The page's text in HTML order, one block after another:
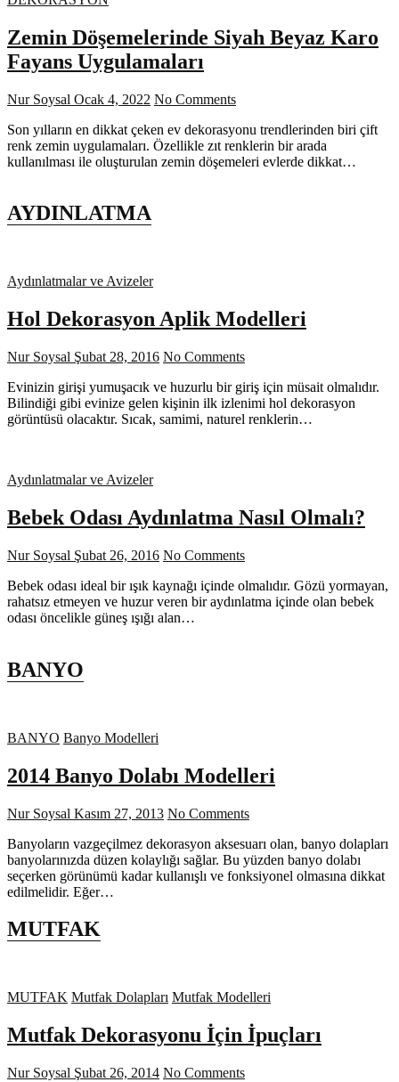
Zemin Döşemelerinde Siyah Beyaz Karo
Fayans Uygulamaları
Nur Soysal Ocak 4, 2022 No Comments
Son yılların en dikkat çeken ev dekorasyonu trendlerinden biri çift
renk zemin uygulamaları. Özellikle zıt renklerin bir arada
kullanılması ile oluşturulan zemin döşemeleri evlerde dikkat…
AYDINLATMA
Aydınlatmalar ve Avizeler
Hol Dekorasyon Aplik Modelleri
Nur Soysal Şubat 28, 2016 No Comments
Evinizin girişi yumuşacık ve huzurlu bir giriş için müsait olmalıdır.
Bilindiği gibi evinize gelen kişinin ilk izlenimi hol dekorasyon
görüntüsü olacaktır. Sıcak, samimi, naturel renklerin…
Aydınlatmalar ve Avizeler
Bebek Odası Aydınlatma Nasıl Olmalı?
Nur Soysal Şubat 26, 2016 No Comments
Bebek odası ideal bir ışık kaynağı içinde olmalıdır. Gözü yormayan,
rahatsız etmeyen ve huzur veren bir aydınlatma içinde olan bebek
odası öncelikle güneş ışığı alan…
BANYO
BANYO Banyo Modelleri
2014 Banyo Dolabı Modelleri
Nur Soysal Kasım 27, 2013 No Comments
Banyoların vazgeçilmez dekorasyon aksesuarı olan, banyo dolapları
banyolarınızda düzen kolaylığı sağlar. Bu yüzden banyo dolabı
seçerken görünümü kadar kullanışlı ve fonksiyonel olmasına dikkat
edilmelidir. Eğer…
MUTFAK
MUTFAK Mutfak Dolapları Mutfak Modelleri
Mutfak Dekorasyonu İçin İpuçları
Nur Soysal Şubat 26, 2014 No Comments